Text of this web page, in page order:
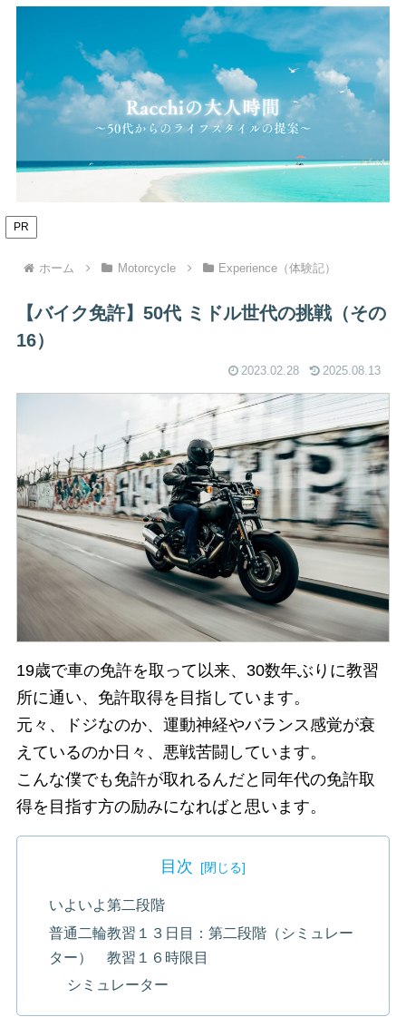
PR
ホーム Motorcycle Experience（体験記）
【バイク免許】50代 ミドル世代の挑戦（その
16）
2023.02.28 2025.08.13
19歳で車の免許を取って以来、30数年ぶりに教習
所に通い、免許取得を目指しています。
元々、ドジなのか、運動神経やバランス感覚が衰
えているのか日々、悪戦苦闘しています。
こんな僕でも免許が取れるんだと同年代の免許取
得を目指す方の励みになればと思います。
目次
いよいよ第二段階
普通二輪教習１３日目：第二段階（シミュレー
ター） 教習１６時限目
シミュレーター